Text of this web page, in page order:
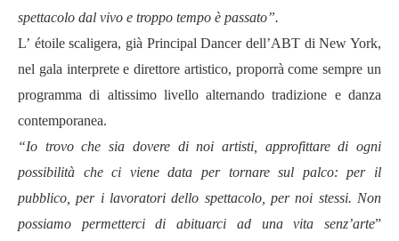
spettacolo dal vivo e troppo tempo è passato”.
L’ étoile scaligera, già Principal Dancer dell’ABT di New York,
nel gala interprete e direttore artistico, proporrà come sempre un
programma di altissimo livello alternando tradizione e danza
contemporanea.
“Io trovo che sia dovere di noi artisti, approfittare di ogni
possibilità che ci viene data per tornare sul palco: per il
pubblico, per i lavoratori dello spettacolo, per noi stessi. Non
possiamo permetterci di abituarci ad una vita senz’arte”